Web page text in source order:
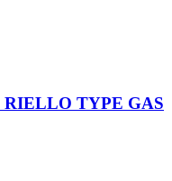
RIELLO TYPE GAS